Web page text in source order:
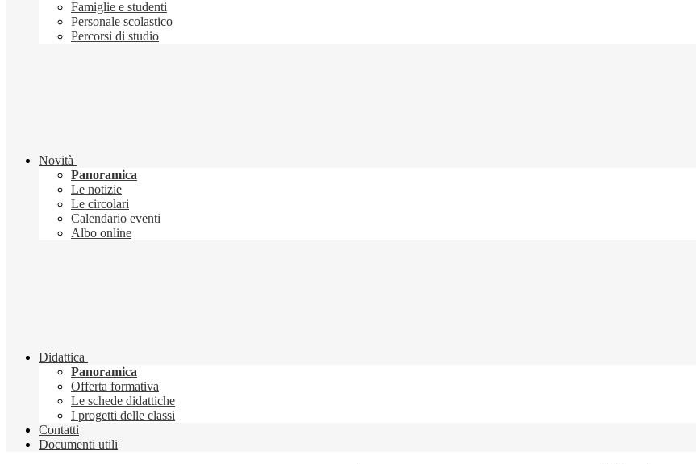
Famiglie e studenti
Personale scolastico
Percorsi di studio
Novità
Panoramica
Le notizie
Le circolari
Calendario eventi
Albo online
Didattica
Panoramica
Offerta formativa
Le schede didattiche
I progetti delle classi
Contatti
Documenti utili